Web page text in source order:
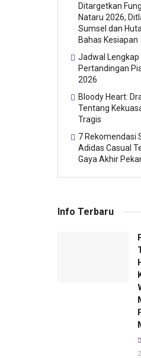
Ditargetkan
Nataru 2026,
Sumsel dan
Bahas Kesiapan
Jadwal Lengkap
Pertandingan
2026
Bloody Heart:
Tentang
Tragis
7 Rekomendasi
Adidas Casual
Gaya Akhir
Info Terbaru